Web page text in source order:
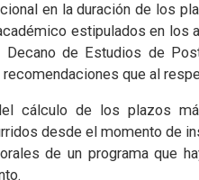
en la duración de los
estipulados en
Decano de Estudios de
que al
cálculo de los plazos
desde el momento de
de un programa que